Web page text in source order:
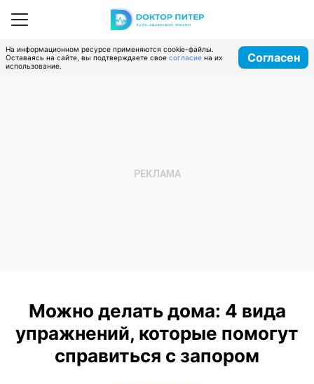
На информационном ресурсе применяются cookie-файлы.
Оставаясь на сайте, вы подтверждаете свое согласие на их
использование.
Согласен
Можно делать дома: 4 вида
упражнений, которые помогут
справиться с запором